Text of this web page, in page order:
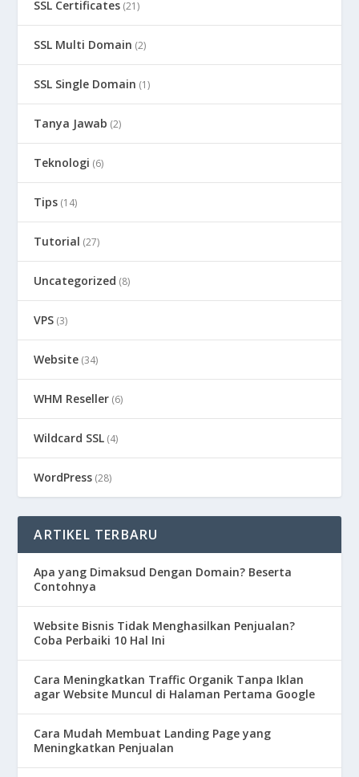
SSL Certificates (21)
SSL Multi Domain (2)
SSL Single Domain (1)
Tanya Jawab (2)
Teknologi (6)
Tips (14)
Tutorial (27)
Uncategorized (8)
VPS (3)
Website (34)
WHM Reseller (6)
Wildcard SSL (4)
WordPress (28)
ARTIKEL TERBARU
Apa yang Dimaksud Dengan Domain? Beserta
Contohnya
Website Bisnis Tidak Menghasilkan Penjualan?
Coba Perbaiki 10 Hal Ini
Cara Meningkatkan Traffic Organik Tanpa Iklan
agar Website Muncul di Halaman Pertama Google
Cara Mudah Membuat Landing Page yang
Meningkatkan Penjualan